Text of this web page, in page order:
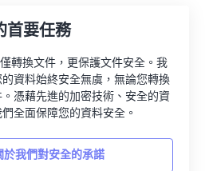
首要任務
轉換文件，更保護文件安全。我
資料始終安全無虞，無論您轉換
憑藉先進的加密技術、安全的資
全面保障您的資料安全。
於我們對安全的承諾